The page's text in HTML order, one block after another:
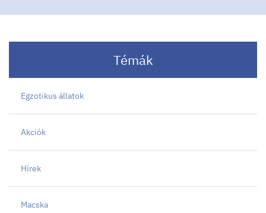
Témák
Egzotikus állatok
Akciók
Hírek
Macska